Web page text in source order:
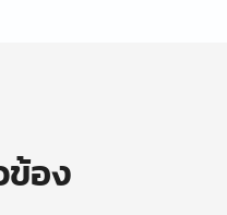
ข้อง